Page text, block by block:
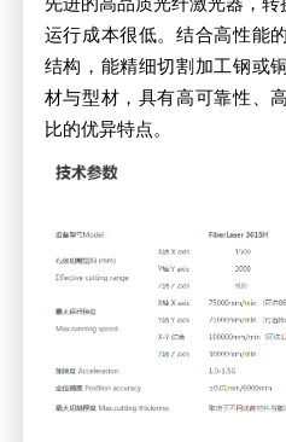
运行成本很低。结合高性能
结构，能精细切割加工钢或
材与型材，具有高可靠性、
比的优异特点。